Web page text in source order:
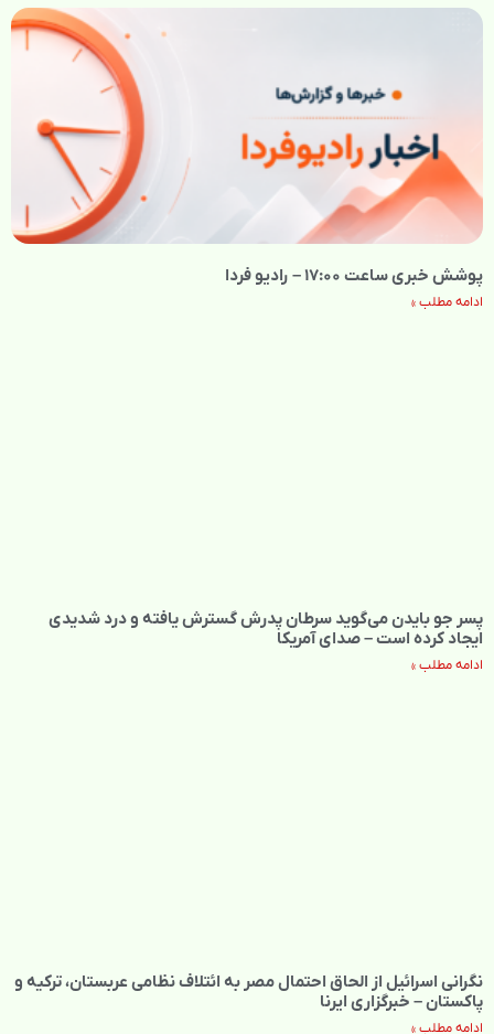
پوشش خبری ساعت ۱۷:۰۰ – رادیو فردا
ادامه مطلب »
پسر جو بایدن می‌گوید سرطان پدرش گسترش یافته و درد شدیدی
ایجاد کرده است – صدای آمریکا
ادامه مطلب »
نگرانی اسرائیل از الحاق احتمال مصر به ائتلاف نظامی عربستان، ترکیه و
پاکستان – خبرگزاری ایرنا
ادامه مطلب »